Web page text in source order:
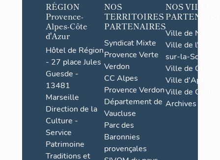
RÉGION
Provence-
Alpes-Côte
d'Azur
Hôtel de Région
- 27 place Jules
Guesde -
13481
Marseille
Direction de la
Culture -
Service
Patrimoine
Traditions et
NOS
TERRITOIRES
PARTENAIRES
Syndicat Mixte
Provence Verte
Verdon
CC Alpes
Provence Verdon
Département de
Vaucluse
Parc des
Baronnies
provençales
NOS VILLES
Ville de Nice
Ville de l'Isle-
sur-la-Sorgue
Ville de Grasse
Ville d'Apt
Ville de
Archives